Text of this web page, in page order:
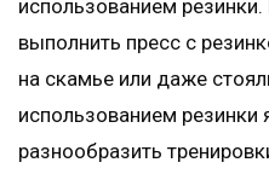
использованием
выполнить пресс с
на скамье или даже
использованием
разнообразить